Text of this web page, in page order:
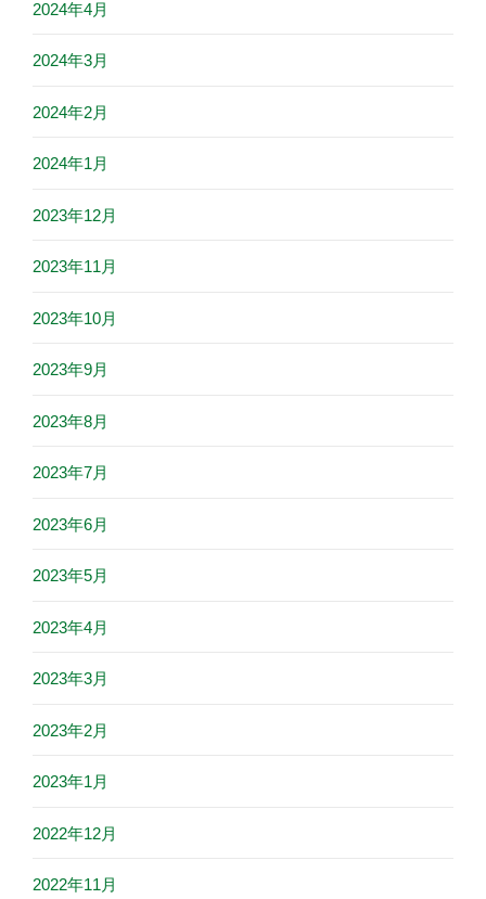
2024年4月
2024年3月
2024年2月
2024年1月
2023年12月
2023年11月
2023年10月
2023年9月
2023年8月
2023年7月
2023年6月
2023年5月
2023年4月
2023年3月
2023年2月
2023年1月
2022年12月
2022年11月